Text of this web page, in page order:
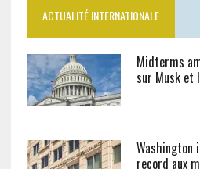
ACTUALITÉ INTERNATIONALE
Midterms
sur Musk et
Washington
record aux